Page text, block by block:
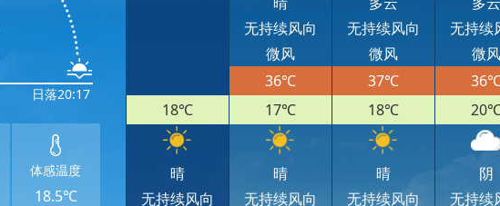
日落20:17
体感温度
18.5℃
18℃
晴
无持续风向
无持续风向
微风
36℃
17℃
晴
无持续风向
无持续风向
微风
37℃
18℃
晴
无持续风向
无持续
微风
阴
无持续